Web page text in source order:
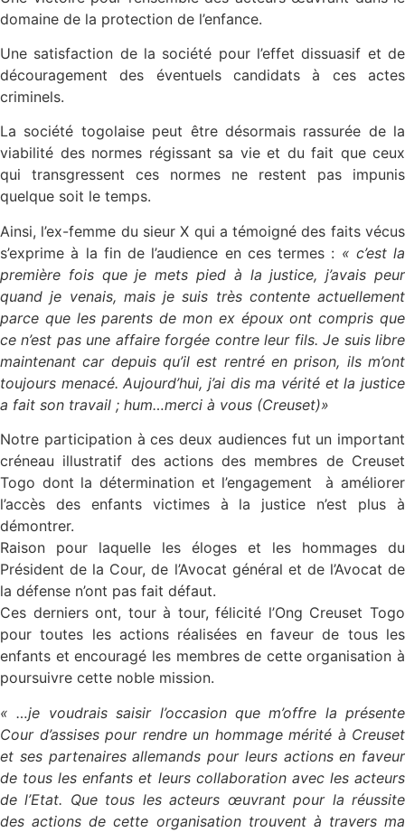
domaine de la protection de l’enfance.
Une satisfaction de la société pour l’effet dissuasif et de
découragement des éventuels candidats à ces actes
criminels.
La société togolaise peut être désormais rassurée de la
viabilité des normes régissant sa vie et du fait que ceux
qui transgressent ces normes ne restent pas impunis
quelque soit le temps.
Ainsi, l’ex-femme du sieur X qui a témoigné des faits vécus
s’exprime à la fin de l’audience en ces termes : « c’est la
première fois que je mets pied à la justice, j’avais peur
quand je venais, mais je suis très contente actuellement
parce que les parents de mon ex époux ont compris que
ce n’est pas une affaire forgée contre leur fils. Je suis libre
maintenant car depuis qu’il est rentré en prison, ils m’ont
toujours menacé. Aujourd’hui, j’ai dis ma vérité et la justice
a fait son travail ; hum…merci à vous (Creuset)»
Notre participation à ces deux audiences fut un important
créneau illustratif des actions des membres de Creuset
Togo dont la détermination et l’engagement à améliorer
l’accès des enfants victimes à la justice n’est plus à
démontrer.
Raison pour laquelle les éloges et les hommages du
Président de la Cour, de l’Avocat général et de l’Avocat de
la défense n’ont pas fait défaut.
Ces derniers ont, tour à tour, félicité l’Ong Creuset Togo
pour toutes les actions réalisées en faveur de tous les
enfants et encouragé les membres de cette organisation à
poursuivre cette noble mission.
« …je voudrais saisir l’occasion que m’offre la présente
Cour d’assises pour rendre un hommage mérité à Creuset
et ses partenaires allemands pour leurs actions en faveur
de tous les enfants et leurs collaboration avec les acteurs
de l’Etat. Que tous les acteurs œuvrant pour la réussite
des actions de cette organisation trouvent à travers ma